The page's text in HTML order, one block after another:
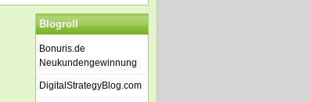
Blogroll
Bonuris.de
Neukundengewinnung
DigitalStrategyBlog.com